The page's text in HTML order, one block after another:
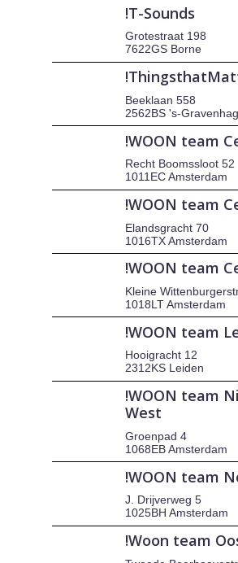
!T-Sounds
Grotestraat 198
7622GS Borne
Beeklaan 558
2562BS 's-
!WOON team
Recht Boomssloot 52
1011EC Amsterdam
!WOON team
Elandsgracht 70
1016TX Amsterdam
!WOON team
Kleine
1018LT Amsterdam
!WOON team
Hooigracht 12
2312KS Leiden
!WOON team
West
Groenpad 4
1068EB Amsterdam
!WOON team
J. Drijverweg 5
1025BH Amsterdam
!Woon team